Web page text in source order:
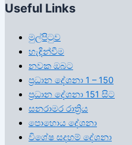
Useful Links
මුල්පිටුව
හැඳින්වීම
නවක ඔබට
ප්‍රධාන දේශනා 1 – 150
ප්‍රධාන දේශනා 151 සිට
සනරාමර රාත්‍රිය
පොහොය දේශනා
විශේෂ සදහම් දේශනා